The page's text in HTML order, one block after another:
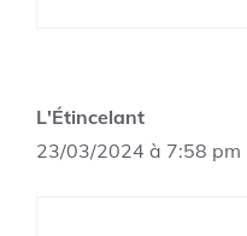
L'Étincelant
23/03/2024 à 7:58 pm